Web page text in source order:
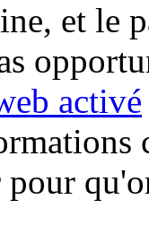
et le
activé